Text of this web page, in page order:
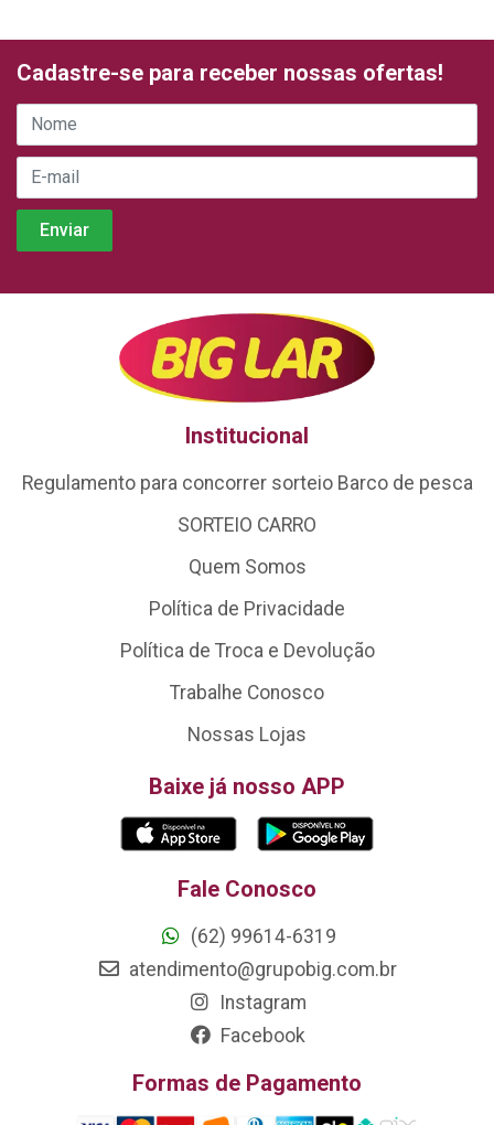
Cadastre-se para receber nossas ofertas!
Institucional
Regulamento para concorrer sorteio Barco de pesca
SORTEIO CARRO
Quem Somos
Política de Privacidade
Política de Troca e Devolução
Trabalhe Conosco
Nossas Lojas
Baixe já nosso APP
Fale Conosco
(62) 99614-6319
atendimento@grupobig.com.br
Instagram
Facebook
Formas de Pagamento